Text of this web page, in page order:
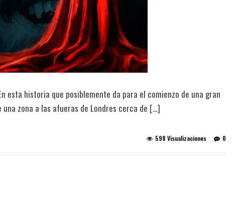
esta historia que posiblemente da para el comienzo de una gran
zona a las afueras de Londres cerca de […]
0
598 Visualizaciones